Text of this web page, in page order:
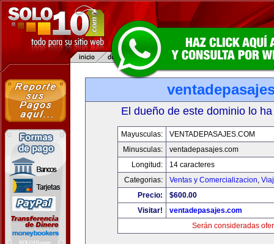
El dueño de este dominio lo
Mayusculas:
VENTADEPASAJES.COM
Minusculas:
ventadepasajes.com
Longitud:
14 caracteres
Categorias:
Ventas y Comercializacion,
Precio:
$600.00
Visitar!
ventadepasajes.com
Serán consideradas